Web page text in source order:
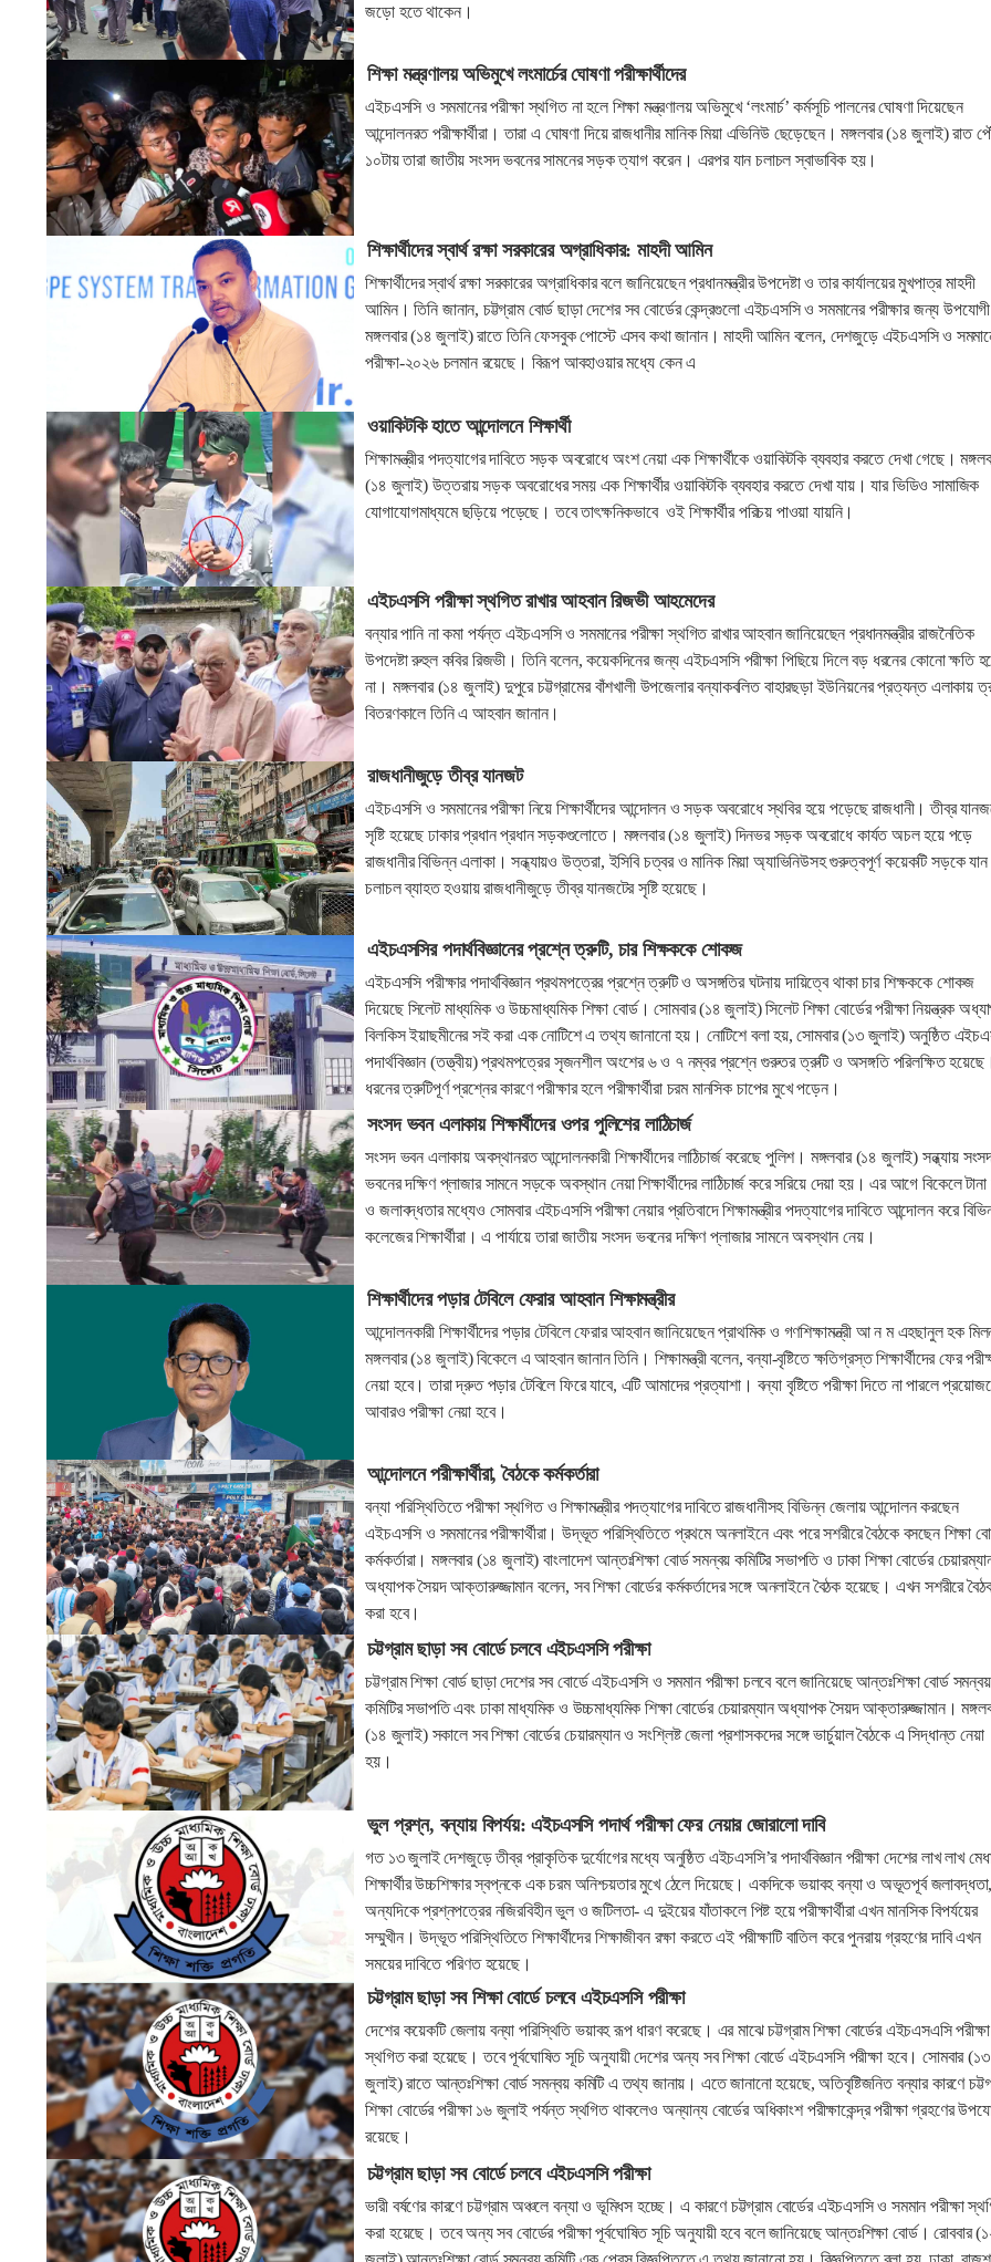
জড়ো হতে থাকেন।
শিক্ষা মন্ত্রণালয় অভিমুখে লংমার্চের ঘোষণা পরীক্ষার্থীদের
এইচএসসি ও সমমানের পরীক্ষা স্থগিত না হলে শিক্ষা মন্ত্রণালয় অভিমুখে ‘লংমার্চ’ কর্মসূচি পালনের ঘোষণা দিয়েছেন
আন্দোলনরত পরীক্ষার্থীরা। তারা এ ঘোষণা দিয়ে রাজধানীর মানিক মিয়া এভিনিউ ছেড়েছেন। মঙ্গলবার (১৪ জুলাই) রাত
১০টায় তারা জাতীয় সংসদ ভবনের সামনের সড়ক ত্যাগ করেন। এরপর যান চলাচল স্বাভাবিক হয়।
শিক্ষার্থীদের স্বার্থ রক্ষা সরকারের অগ্রাধিকার: মাহদী আমিন
শিক্ষার্থীদের স্বার্থ রক্ষা সরকারের অগ্রাধিকার বলে জানিয়েছেন প্রধানমন্ত্রীর উপদেষ্টা ও তার কার্যালয়ের মুখপাত্র মাহদী
আমিন। তিনি জানান, চট্টগ্রাম বোর্ড ছাড়া দেশের সব বোর্ডের কেন্দ্রগুলো এইচএসসি ও সমমানের পরীক্ষার জন্য
মঙ্গলবার (১৪ জুলাই) রাতে তিনি ফেসবুক পোস্টে এসব কথা জানান। মাহদী আমিন বলেন, দেশজুড়ে এইচএসসি ও
পরীক্ষা-২০২৬ চলমান রয়েছে। বিরূপ আবহাওয়ার মধ্যে কেন এ
ওয়াকিটকি হাতে আন্দোলনে শিক্ষার্থী
শিক্ষামন্ত্রীর পদত্যাগের দাবিতে সড়ক অবরোধে অংশ নেয়া এক শিক্ষার্থীকে ওয়াকিটকি ব্যবহার করতে দেখা গেছে।
(১৪ জুলাই) উত্তরায় সড়ক অবরোধের সময় এক শিক্ষার্থীর ওয়াকিটকি ব্যবহার করতে দেখা যায়। যার ভিডিও সামাজিক
যোগাযোগমাধ্যমে ছড়িয়ে পড়েছে। তবে তাৎক্ষনিকভাবে ওই শিক্ষার্থীর পরিচয় পাওয়া যায়নি।
এইচএসসি পরীক্ষা স্থগিত রাখার আহবান রিজভী আহমেদের
বন্যার পানি না কমা পর্যন্ত এইচএসসি ও সমমানের পরীক্ষা স্থগিত রাখার আহবান জানিয়েছেন প্রধানমন্ত্রীর রাজনৈতিক
উপদেষ্টা রুহুল কবির রিজভী। তিনি বলেন, কয়েকদিনের জন্য এইচএসসি পরীক্ষা পিছিয়ে দিলে বড় ধরনের কোনো ক্ষতি
না। মঙ্গলবার (১৪ জুলাই) দুপুরে চট্টগ্রামের বাঁশখালী উপজেলার বন্যাকবলিত বাহারছড়া ইউনিয়নের প্রত্যন্ত এলাকায়
বিতরণকালে তিনি এ আহবান জানান।
রাজধানীজুড়ে তীব্র যানজট
এইচএসসি ও সমমানের পরীক্ষা নিয়ে শিক্ষার্থীদের আন্দোলন ও সড়ক অবরোধে স্থবির হয়ে পড়েছে রাজধানী। তীব্র
সৃষ্টি হয়েছে ঢাকার প্রধান প্রধান সড়কগুলোতে। মঙ্গলবার (১৪ জুলাই) দিনভর সড়ক অবরোধে কার্যত অচল হয়ে পড়ে
রাজধানীর বিভিন্ন এলাকা। সন্ধ্যায়ও উত্তরা, ইসিবি চত্বর ও মানিক মিয়া অ্যাভিনিউসহ গুরুত্বপূর্ণ কয়েকটি সড়কে যান
চলাচল ব্যাহত হওয়ায় রাজধানীজুড়ে তীব্র যানজটের সৃষ্টি হয়েছে।
এইচএসসির পদার্থবিজ্ঞানের প্রশ্নে ত্রুটি, চার শিক্ষককে শোকজ
এইচএসসি পরীক্ষার পদার্থবিজ্ঞান প্রথমপত্রের প্রশ্নে ত্রুটি ও অসঙ্গতির ঘটনায় দায়িত্বে থাকা চার শিক্ষককে শোকজ
দিয়েছে সিলেট মাধ্যমিক ও উচ্চমাধ্যমিক শিক্ষা বোর্ড। সোমবার (১৪ জুলাই) সিলেট শিক্ষা বোর্ডের পরীক্ষা নিয়ন্ত্রক
বিলকিস ইয়াছমীনের সই করা এক নোটিশে এ তথ্য জানানো হয়। নোটিশে বলা হয়, সোমবার (১৩ জুলাই) অনুষ্ঠিত
পদার্থবিজ্ঞান (তত্ত্বীয়) প্রথমপত্রের সৃজনশীল অংশের ৬ ও ৭ নম্বর প্রশ্নে গুরুতর ত্রুটি ও অসঙ্গতি পরিলক্ষিত
ধরনের ত্রুটিপূর্ণ প্রশ্নের কারণে পরীক্ষার হলে পরীক্ষার্থীরা চরম মানসিক চাপের মুখে পড়েন।
সংসদ ভবন এলাকায় শিক্ষার্থীদের ওপর পুলিশের লাঠিচার্জ
সংসদ ভবন এলাকায় অবস্থানরত আন্দোলনকারী শিক্ষার্থীদের লাঠিচার্জ করেছে পুলিশ। মঙ্গলবার (১৪ জুলাই) সন্ধ্যায়
ভবনের দক্ষিণ প্লাজার সামনে সড়কে অবস্থান নেয়া শিক্ষার্থীদের লাঠিচার্জ করে সরিয়ে দেয়া হয়। এর আগে বিকেলে টানা
ও জলাবদ্ধতার মধ্যেও সোমবার এইচএসসি পরীক্ষা নেয়ার প্রতিবাদে শিক্ষামন্ত্রীর পদত্যাগের দাবিতে আন্দোলন করে
কলেজের শিক্ষার্থীরা। এ পার্যায়ে তারা জাতীয় সংসদ ভবনের দক্ষিণ প্লাজার সামনে অবস্থান নেয়।
শিক্ষার্থীদের পড়ার টেবিলে ফেরার আহবান শিক্ষামন্ত্রীর
আন্দোলনকারী শিক্ষার্থীদের পড়ার টেবিলে ফেরার আহবান জানিয়েছেন প্রাথমিক ও গণশিক্ষামন্ত্রী আ ন ম এহছানুল হক
মঙ্গলবার (১৪ জুলাই) বিকেলে এ আহবান জানান তিনি। শিক্ষামন্ত্রী বলেন, বন্যা-বৃষ্টিতে ক্ষতিগ্রস্ত শিক্ষার্থীদের ফের
নেয়া হবে। তারা দ্রুত পড়ার টেবিলে ফিরে যাবে, এটি আমাদের প্রত্যাশা। বন্যা বৃষ্টিতে পরীক্ষা দিতে না পারলে
আবারও পরীক্ষা নেয়া হবে।
আন্দোলনে পরীক্ষার্থীরা, বৈঠকে কর্মকর্তারা
বন্যা পরিস্থিতিতে পরীক্ষা স্থগিত ও শিক্ষামন্ত্রীর পদত্যাগের দাবিতে রাজধানীসহ বিভিন্ন জেলায় আন্দোলন করছেন
এইচএসসি ও সমমানের পরীক্ষার্থীরা। উদ্ভূত পরিস্থিতিতে প্রথমে অনলাইনে এবং পরে সশরীরে বৈঠকে বসছেন শিক্ষা
কর্মকর্তারা। মঙ্গলবার (১৪ জুলাই) বাংলাদেশ আন্তঃশিক্ষা বোর্ড সমন্বয় কমিটির সভাপতি ও ঢাকা শিক্ষা বোর্ডের
অধ্যাপক সৈয়দ আক্তারুজ্জামান বলেন, সব শিক্ষা বোর্ডের কর্মকর্তাদের সঙ্গে অনলাইনে বৈঠক হয়েছে। এখন সশরীরে
করা হবে।
চট্টগ্রাম ছাড়া সব বোর্ডে চলবে এইচএসসি পরীক্ষা
চট্টগ্রাম শিক্ষা বোর্ড ছাড়া দেশের সব বোর্ডে এইচএসসি ও সমমান পরীক্ষা চলবে বলে জানিয়েছে আন্তঃশিক্ষা বোর্ড সমন্বয়
কমিটির সভাপতি এবং ঢাকা মাধ্যমিক ও উচ্চমাধ্যমিক শিক্ষা বোর্ডের চেয়ারম্যান অধ্যাপক সৈয়দ আক্তারুজ্জামান।
(১৪ জুলাই) সকালে সব শিক্ষা বোর্ডের চেয়ারম্যান ও সংশ্লিষ্ট জেলা প্রশাসকদের সঙ্গে ভার্চুয়াল বৈঠকে এ সিদ্ধান্ত নেয়া
হয়।
ভুল প্রশ্ন, বন্যায় বিপর্যয়: এইচএসসি পদার্থ পরীক্ষা ফের নেয়ার জোরালো দাবি
গত ১৩ জুলাই দেশজুড়ে তীব্র প্রাকৃতিক দুর্যোগের মধ্যে অনুষ্ঠিত এইচএসসি’র পদার্থবিজ্ঞান পরীক্ষা দেশের লাখ লাখ
শিক্ষার্থীর উচ্চশিক্ষার স্বপ্নকে এক চরম অনিশ্চয়তার মুখে ঠেলে দিয়েছে। একদিকে ভয়াবহ বন্যা ও অভূতপূর্ব জলাবদ্ধতা,
অন্যদিকে প্রশ্নপত্রের নজিরবিহীন ভুল ও জটিলতা- এ দুইয়ের যাঁতাকলে পিষ্ট হয়ে পরীক্ষার্থীরা এখন মানসিক বিপর্যয়ের
সম্মুখীন। উদ্ভূত পরিস্থিতিতে শিক্ষার্থীদের শিক্ষাজীবন রক্ষা করতে এই পরীক্ষাটি বাতিল করে পুনরায় গ্রহণের দাবি এখন
সময়ের দাবিতে পরিণত হয়েছে।
চট্টগ্রাম ছাড়া সব শিক্ষা বোর্ডে চলবে এইচএসসি পরীক্ষা
দেশের কয়েকটি জেলায় বন্যা পরিস্থিতি ভয়াবহ রূপ ধারণ করেছে। এর মাঝে চট্টগ্রাম শিক্ষা বোর্ডের এইচএসএসি পরীক্ষা
স্থগিত করা হয়েছে। তবে পূর্বঘোষিত সূচি অনুযায়ী দেশের অন্য সব শিক্ষা বোর্ডে এইচএসসি পরীক্ষা হবে। সোমবার (১৩
জুলাই) রাতে আন্তঃশিক্ষা বোর্ড সমন্বয় কমিটি এ তথ্য জানায়। এতে জানানো হয়েছে, অতিবৃষ্টিজনিত বন্যার কারণে
শিক্ষা বোর্ডের পরীক্ষা ১৬ জুলাই পর্যন্ত স্থগিত থাকলেও অন্যান্য বোর্ডের অধিকাংশ পরীক্ষাকেন্দ্র পরীক্ষা গ্রহণের
রয়েছে।
চট্টগ্রাম ছাড়া সব বোর্ডে চলবে এইচএসসি পরীক্ষা
ভারী বর্ষণের কারণে চট্টগ্রাম অঞ্চলে বন্যা ও ভূমিধস হচ্ছে। এ কারণে চট্টগ্রাম বোর্ডের এইচএসসি ও সমমান পরীক্ষা
করা হয়েছে। তবে অন্য সব বোর্ডের পরীক্ষা পূর্বঘোষিত সূচি অনুযায়ী হবে বলে জানিয়েছে আন্তঃশিক্ষা বোর্ড। রোববার